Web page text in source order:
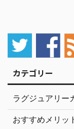
カテゴリー
ラグジュアリー
おすすめメリッ